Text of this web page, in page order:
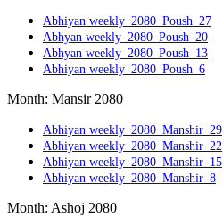
Abhiyan weekly_2080_Poush_27
Abhyan weekly_2080_Poush_20
Abhyan weekly_2080_Poush_13
Abhiyan weekly_2080_Poush_6
Month: Mansir 2080
Abhiyan weekly_2080_Manshir_29
Abhiyan weekly_2080_Manshir_22
Abhiyan weekly_2080_Manshir_15
Abhiyan weekly_2080_Manshir_8
Month: Ashoj 2080